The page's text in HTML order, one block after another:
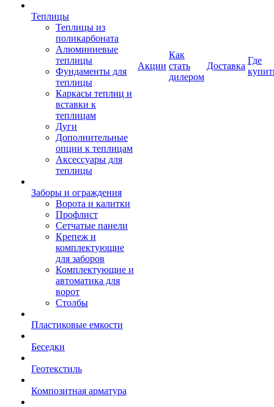
Теплицы
Теплицы из
поликарбоната
Алюминиевые
теплицы
Фундаменты для
теплицы
Каркасы теплиц и
вставки к
теплицам
Дуги
Дополнительные
опции к теплицам
Аксессуары для
теплицы
Заборы и ограждения
Ворота и калитки
Профлист
Сетчатые панели
Крепеж и
комплектующие
для заборов
Комплектующие и
автоматика для
ворот
Столбы
Пластиковые емкости
Беседки
Геотекстиль
Композитная арматура
Акции
Как
стать
дилером
Доставка
Где